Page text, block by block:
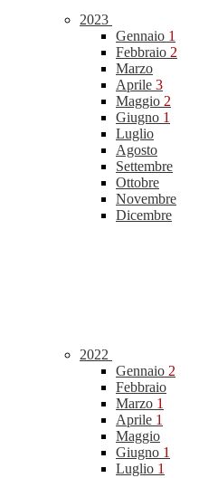
2023
Gennaio 1
Febbraio 2
Marzo
Aprile 3
Maggio 2
Giugno 1
Luglio
Agosto
Settembre
Ottobre
Novembre
Dicembre
2022
Gennaio 2
Febbraio
Marzo 1
Aprile 1
Maggio
Giugno 1
Luglio 1